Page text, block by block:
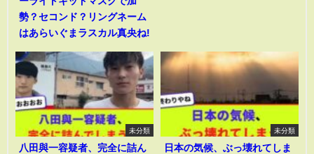
勢？セコンド？リングネーム
はあらいぐまラスカル真央ね!
未分類
八田與一容疑者、完全に詰ん
未分類
日本の気候、ぶっ壊れてしま